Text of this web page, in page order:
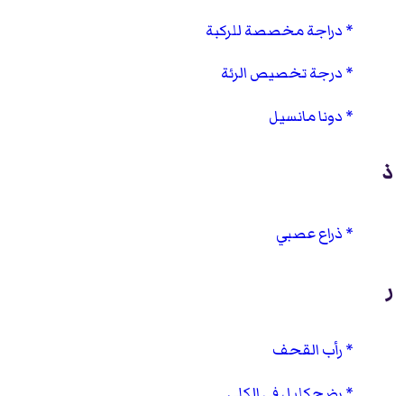
دراجة مخصصة للركبة
درجة تخصيص الرئة
دونا مانسيل
ذ
ذراع عصبي
ر
رأب القحف